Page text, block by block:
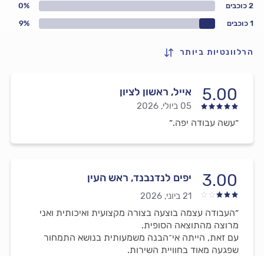
1 כוכבים 9%
2 כוכבים 0%
הרלוונטיות ביותר
5.00 אייל, ראשון לציון
05 ביולי, 2026
״עשה עבודה יפה.״
3.00 יפים לנדנבנד, ראש העין
21 ביוני, 2026
״העבודה עצמה בוצעה בצורה מקצועית ואיכותית ואני
מרוצה מהתוצאה הסופית.
עם זאת, הייתה אי־הבנה משמעותית בנושא התמחור
שפגעה מאוד בחוויית השירות.